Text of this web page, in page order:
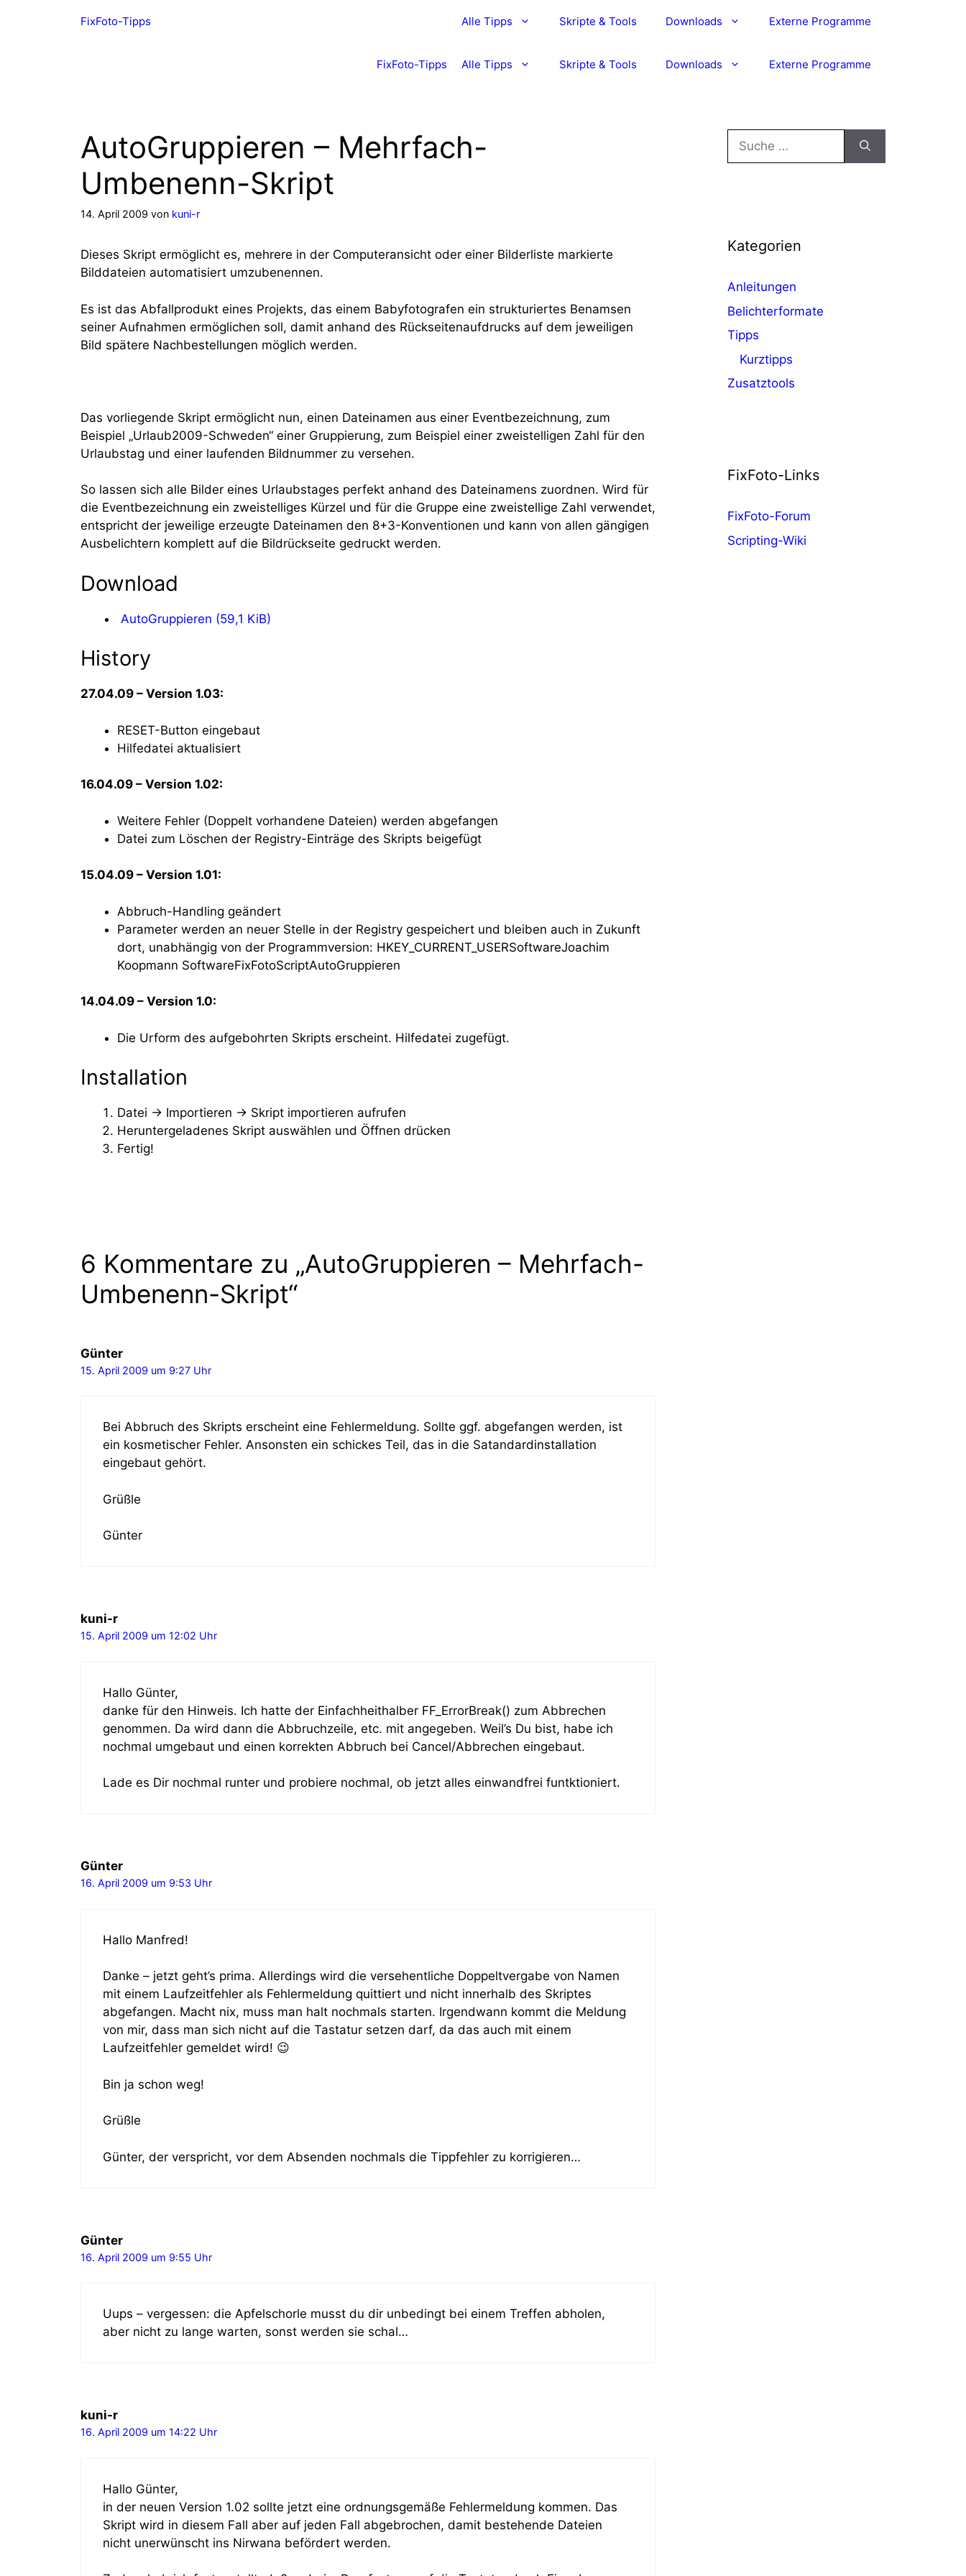
FixFoto-Tipps Alle Tipps Skripte & Tools Downloads Externe Programme
FixFoto-Tipps Alle Tipps Skripte & Tools Downloads Externe Programme
AutoGruppieren – Mehrfach-
Umbenenn-Skript
14. April 2009 von kuni-r
Dieses Skript ermöglicht es, mehrere in der Computeransicht oder einer Bilderliste markierte
Bilddateien automatisiert umzubenennen.
Es ist das Abfallprodukt eines Projekts, das einem Babyfotografen ein strukturiertes Benamsen
seiner Aufnahmen ermöglichen soll, damit anhand des Rückseitenaufdrucks auf dem jeweiligen
Bild spätere Nachbestellungen möglich werden.
Das vorliegende Skript ermöglicht nun, einen Dateinamen aus einer Eventbezeichnung, zum
Beispiel „Urlaub2009-Schweden“ einer Gruppierung, zum Beispiel einer zweistelligen Zahl für den
Urlaubstag und einer laufenden Bildnummer zu versehen.
So lassen sich alle Bilder eines Urlaubstages perfekt anhand des Dateinamens zuordnen. Wird für
die Eventbezeichnung ein zweistelliges Kürzel und für die Gruppe eine zweistellige Zahl verwendet,
entspricht der jeweilige erzeugte Dateinamen den 8+3-Konventionen und kann von allen gängigen
Ausbelichtern komplett auf die Bildrückseite gedruckt werden.
Download
AutoGruppieren (59,1 KiB)
History
27.04.09 – Version 1.03:
RESET-Button eingebaut
Hilfedatei aktualisiert
16.04.09 – Version 1.02:
Weitere Fehler (Doppelt vorhandene Dateien) werden abgefangen
Datei zum Löschen der Registry-Einträge des Skripts beigefügt
15.04.09 – Version 1.01:
Abbruch-Handling geändert
Parameter werden an neuer Stelle in der Registry gespeichert und bleiben auch in Zukunft
dort, unabhängig von der Programmversion: HKEY_CURRENT_USERSoftwareJoachim
Koopmann SoftwareFixFotoScriptAutoGruppieren
14.04.09 – Version 1.0:
Die Urform des aufgebohrten Skripts erscheint. Hilfedatei zugefügt.
Installation
Datei → Importieren → Skript importieren aufrufen
Heruntergeladenes Skript auswählen und Öffnen drücken
Fertig!
6 Kommentare zu „AutoGruppieren – Mehrfach-
Umbenenn-Skript“
Günter
15. April 2009 um 9:27 Uhr
Bei Abbruch des Skripts erscheint eine Fehlermeldung. Sollte ggf. abgefangen werden, ist
ein kosmetischer Fehler. Ansonsten ein schickes Teil, das in die Satandardinstallation
eingebaut gehört.
Grüßle
Günter
kuni-r
15. April 2009 um 12:02 Uhr
Hallo Günter,
danke für den Hinweis. Ich hatte der Einfachheithalber FF_ErrorBreak() zum Abbrechen
genommen. Da wird dann die Abbruchzeile, etc. mit angegeben. Weil’s Du bist, habe ich
nochmal umgebaut und einen korrekten Abbruch bei Cancel/Abbrechen eingebaut.
Lade es Dir nochmal runter und probiere nochmal, ob jetzt alles einwandfrei funtktioniert.
Günter
16. April 2009 um 9:53 Uhr
Hallo Manfred!
Danke – jetzt geht’s prima. Allerdings wird die versehentliche Doppeltvergabe von Namen
mit einem Laufzeitfehler als Fehlermeldung quittiert und nicht innerhalb des Skriptes
abgefangen. Macht nix, muss man halt nochmals starten. Irgendwann kommt die Meldung
von mir, dass man sich nicht auf die Tastatur setzen darf, da das auch mit einem
Laufzeitfehler gemeldet wird! 😉
Bin ja schon weg!
Grüßle
Günter, der verspricht, vor dem Absenden nochmals die Tippfehler zu korrigieren…
Günter
16. April 2009 um 9:55 Uhr
Uups – vergessen: die Apfelschorle musst du dir unbedingt bei einem Treffen abholen,
aber nicht zu lange warten, sonst werden sie schal…
kuni-r
16. April 2009 um 14:22 Uhr
Hallo Günter,
in der neuen Version 1.02 sollte jetzt eine ordnungsgemäße Fehlermeldung kommen. Das
Skript wird in diesem Fall aber auf jeden Fall abgebrochen, damit bestehende Dateien
nicht unerwünscht ins Nirwana befördert werden.
Suche
nach:
Kategorien
Anleitungen
Belichterformate
Tipps
Kurztipps
Zusatztools
FixFoto-Links
FixFoto-Forum
Scripting-Wiki